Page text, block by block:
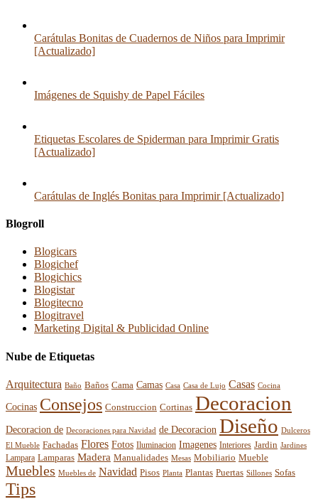
Carátulas Bonitas de Cuadernos de Niños para Imprimir
[Actualizado]
Imágenes de Squishy de Papel Fáciles
Etiquetas Escolares de Spiderman para Imprimir Gratis
[Actualizado]
Carátulas de Inglés Bonitas para Imprimir [Actualizado]
Blogroll
Blogicars
Blogichef
Blogichics
Blogistar
Blogitecno
Blogitravel
Marketing Digital & Publicidad Online
Nube de Etiquetas
Arquitectura Baño Baños Cama Camas Casa Casa de Lujo Casas Cocina
Cocinas Consejos Construccion Cortinas Decoracion
Decoracion de Decoraciones para Navidad de Decoracion Diseño Dulceros
El Mueble Fachadas Flores Fotos Iluminacion Imagenes Interiores Jardin Jardines
Lampara Lamparas Madera Manualidades Mesas Mobiliario Mueble
Muebles Muebles de Navidad Pisos Planta Plantas Puertas Sillones Sofas
Tips